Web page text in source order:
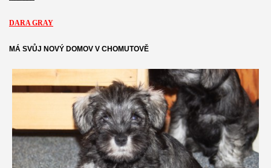
DARA GRAY
MÁ SVŮJ NOVÝ DOMOV V CHOMUTOVĚ